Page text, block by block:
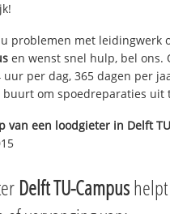
problemen met leidingwerk
en wenst snel hulp, bel ons.
uur per dag, 365 dagen per
om spoedreparaties uit
van een loodgieter in Delft
Delft TU-Campus